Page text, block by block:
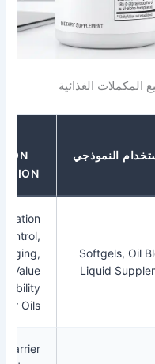
FORMULATION
CONSIDERATION
Check Oxidation
Packaging,
Peroxide Value
And Compatibility
With Other Oils.
Check Carrier